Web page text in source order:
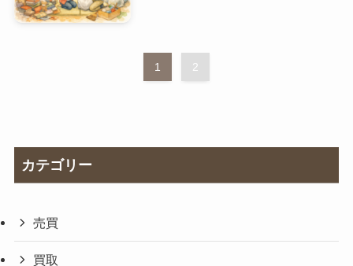
1 2
カテゴリー
売買
買取